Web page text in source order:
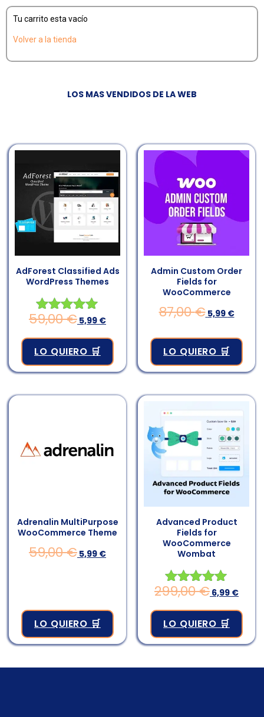
Tu carrito esta vacío
Volver a la tienda
LOS MAS VENDIDOS DE LA WEB
AdForest Classified Ads
WordPress Themes
Valorado en
59,00€ 5,99 €
LO QUIERO 🛒
Admin Custom Order
Fields for
WooCommerce
87,00€ 5,99 €
LO QUIERO 🛒
Adrenalin MultiPurpose
WooCommerce Theme
59,00€ 5,99 €
LO QUIERO 🛒
Advanced Product
Fields for
WooCommerce
Wombat
Valorado en
299,00€ 6,99 €
LO QUIERO 🛒